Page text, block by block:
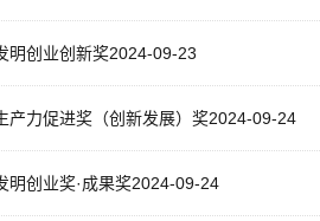
明创业创新奖2024-09-23
产力促进奖（创新发展）奖2024-09-24
明创业奖·成果奖2024-09-24